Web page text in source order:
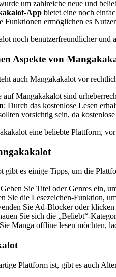
um zahlreiche neue und
App bietet eine noch
Funktionen ermöglichen es
noch benutzerfreundlicher und
Aspekte von
auch Mangakakalot vor
auf Mangakakalot sind
: Durch das kostenlose Lesen
vorsichtig sein, da
eine beliebte Plattform,
gibt es einige Tipps, um die
Sie Titel oder Genres ein,
Sie die Lesezeichen-Funktion,
Sie Ad-Blocker oder
Sie sich die „Beliebt“-
Manga offline lesen möchten,
Plattform ist, gibt es auch